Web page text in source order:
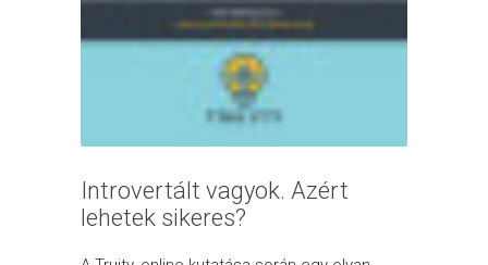
Introvertált vagyok. Azért
lehetek sikeres?